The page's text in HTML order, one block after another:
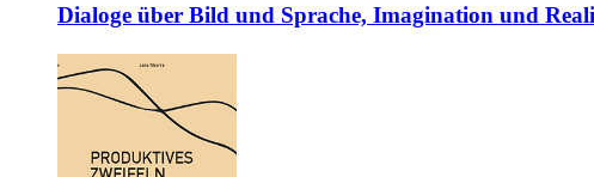
Dialoge über Bild und Sprache, Imagination und